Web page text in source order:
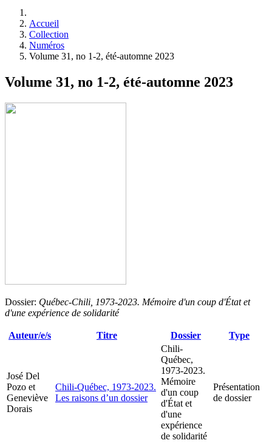
Accueil
Collection
Numéros
Volume 31, no 1-2, été-automne 2023
Volume 31, no 1-2, été-automne 2023
Dossier: Québec-Chili, 1973-2023. Mémoire d'un coup d'État et
d'une expérience de solidarité
Auteur/e/s Titre Dossier Type
José Del
Pozo et
Geneviève
Dorais
Chili-Québec, 1973-2023.
Les raisons d’un dossier
Chili-
Québec,
1973-2023.
Mémoire
d'un coup
d'État et
d'une
expérience
de solidarité
Présentation
de dossier